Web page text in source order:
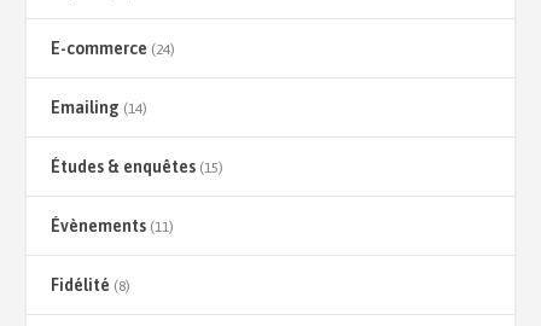
E-commerce (24)
Emailing (14)
Études & enquêtes (15)
Évènements (11)
Fidélité (8)